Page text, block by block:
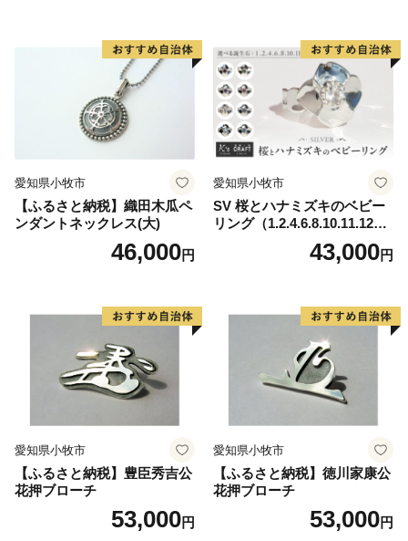
愛知県小牧市
【ふるさと納税】織田木瓜ペ
ンダントネックレス(大)
46,000円
愛知県小牧市
SV 桜とハナミズキのベビー
リング（1.2.4.6.8.10.11.12
43,000円
愛知県小牧市
【ふるさと納税】豊臣秀吉公
花押ブローチ
53,000円
愛知県小牧市
【ふるさと納税】徳川家康公
花押ブローチ
53,000円